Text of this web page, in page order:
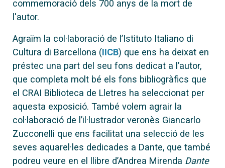
commemoració dels 700 anys de la mort de
l'autor.
Agraïm la col·laboració de l’Istituto Italiano di
Cultura di Barcellona (IICB) que ens ha deixat en
préstec una part del seu fons dedicat a l’autor,
que completa molt bé els fons bibliogràfics que
el CRAI Biblioteca de Lletres ha seleccionat per
aquesta exposició. També volem agrair la
col·laboració de l’il·lustrador veronès Giancarlo
Zucconelli que ens facilitat una selecció de les
seves aquarel·les dedicades a Dante, que també
podreu veure en el llibre d’Andrea Mirenda Dante